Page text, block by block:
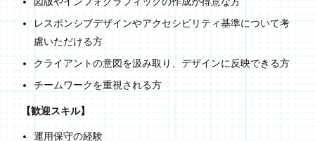
レスポンシブデザインやアクセシビリティ基準について考
慮いただける方
クライアントの意図を汲み取り、デザインに反映できる方
チームワークを重視される方
【歓迎スキル】
運用保守の経験